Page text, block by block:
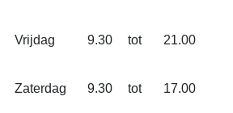
Vrijdag 9.30 tot 21.00
Zaterdag 9.30 tot 17.00